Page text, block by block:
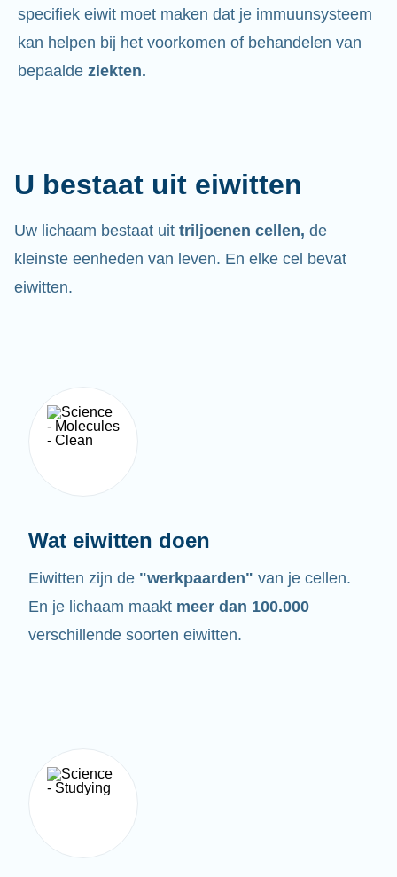
specifiek eiwit moet maken dat je immuunsysteem
kan helpen bij het voorkomen of behandelen van
bepaalde ziekten.
U bestaat uit eiwitten
Uw lichaam bestaat uit triljoenen cellen, de
kleinste eenheden van leven. En elke cel bevat
eiwitten.
Wat eiwitten doen
Eiwitten zijn de "werkpaarden" van je cellen.
En je lichaam maakt meer dan 100.000
verschillende soorten eiwitten.